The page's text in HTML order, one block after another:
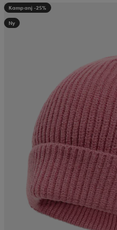
Kampanj -25%
Ny